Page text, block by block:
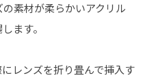
素材が柔らかいアクリル
ます。
レンズを折り畳んで挿入す